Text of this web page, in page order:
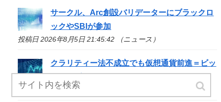
サークル、Arc創設バリデーターにブラックロ
ックやSBIが参加
投稿日 2026年8月5日 21:45:42 （ニュース）
クラリティー法不成立でも仮想通貨前進＝ビッ
トワイズCIO
投稿日 2026年8月5日 17:47:05 （ニュース）